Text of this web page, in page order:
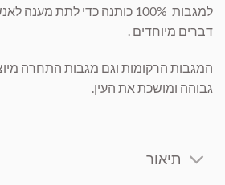
למגבות 100% כותנה כדי לתת
דברים מיוחדים .
המגבות הרקומות וגם מגבות התחרה
גבוהה ומושכת את העין.
תיאור